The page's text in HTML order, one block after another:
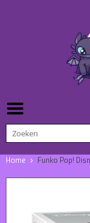
Home Funko Pop!